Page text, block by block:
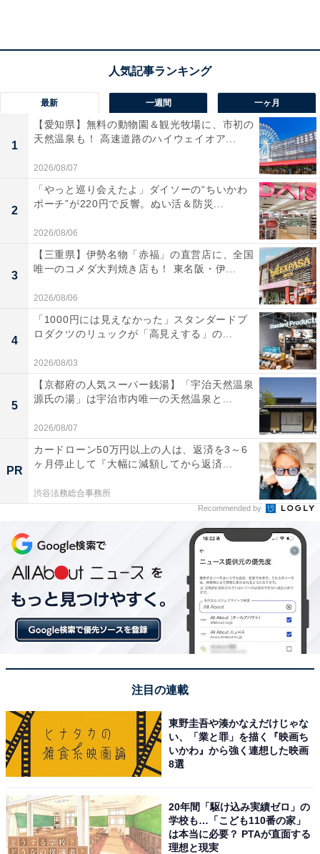
京急 EXホテル みなとみらい横浜のエントランス
ホテルのエントランスは、横浜シンフォステージ ウエス
トタワーの2階。そこからエレベーターで26階へ上がる
と、“空に浮かぶくつろぎの空間
”のキャッチフレーズの
通り、横浜ランドマークタワーなどみなとみらいの景色
が一望できます。眺望バツグンのロビーにテンションア
ップ！
円形のソファやテーブル、イスがおしゃれなカフェのよ
うに配置され、天井からは、とまり木を連想させるライ
トが取り付けられています。
セルフチェックインのほか、スタッフが常駐し対応して
くれます。なお支払いはキャッシュレスで現金は使えな
いのでご注意を。
最新 一週間 一ヶ月
1
【愛知県】無料の動物園＆観光牧場に、市初の
天然温泉も！ 高速道路のハイウェイオア...
2026/08/07
2
「やっと巡り会えたよ」ダイソーの“ちいかわ
ポーチ”が220円で反響。ぬい活＆防災...
2026/08/06
3
【三重県】伊勢名物「赤福」の直営店に、全国
唯一のコメダ大判焼き店も！ 東名阪・伊...
2026/08/06
4
「1000円には見えなかった」スタンダードプ
ロダクツのリュックが「高見えする」の...
2026/08/03
5
【京都府の人気スーパー銭湯】「宇治天然温泉
源氏の湯」は宇治市内唯一の天然温泉と...
2026/08/07
PR
カードローン50万円以上の人は、返済を3～6
ヶ月停止して『大幅に減額してから返済...
渋谷法務総合事務所
Recommended by
注目の連載
東野圭吾や湊かなえだけじゃな
い、「業と罪」を描く『映画ち
いかわ』から強く連想した映画
8選
20年間「駆け込み実績ゼロ」の
学校も…「こども110番の家」
は本当に必要？ PTAが直面する
理想と現実